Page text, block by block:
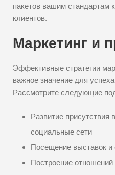
пакетов вашим стандартам
клиентов.
Маркетинг и
Эффективные стратегии
важное значение для
Рассмотрите следующие
Развитие присутствия
социальные сети
Посещение выставок и
Построение